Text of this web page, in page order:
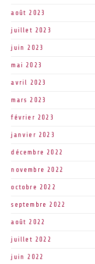
août 2023
juillet 2023
juin 2023
mai 2023
avril 2023
mars 2023
février 2023
janvier 2023
décembre 2022
novembre 2022
octobre 2022
septembre 2022
août 2022
juillet 2022
juin 2022